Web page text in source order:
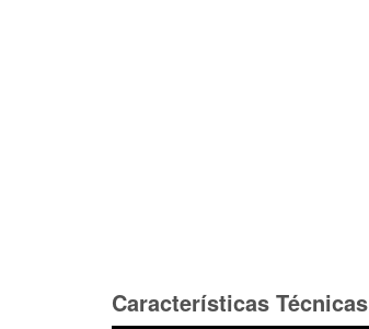
Características Técnicas